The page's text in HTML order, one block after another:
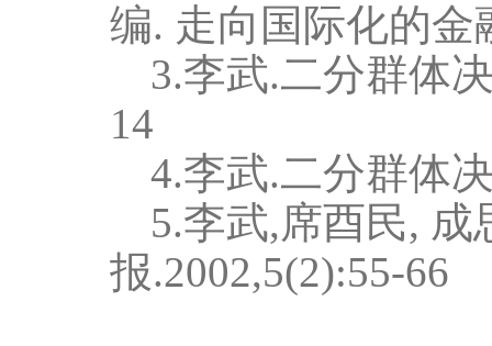
编. 走向国际化的金
3.李武.二分群体
14
4.李武.二分群体
5.李武,席酉民, 成
报.2002,5(2):55-66